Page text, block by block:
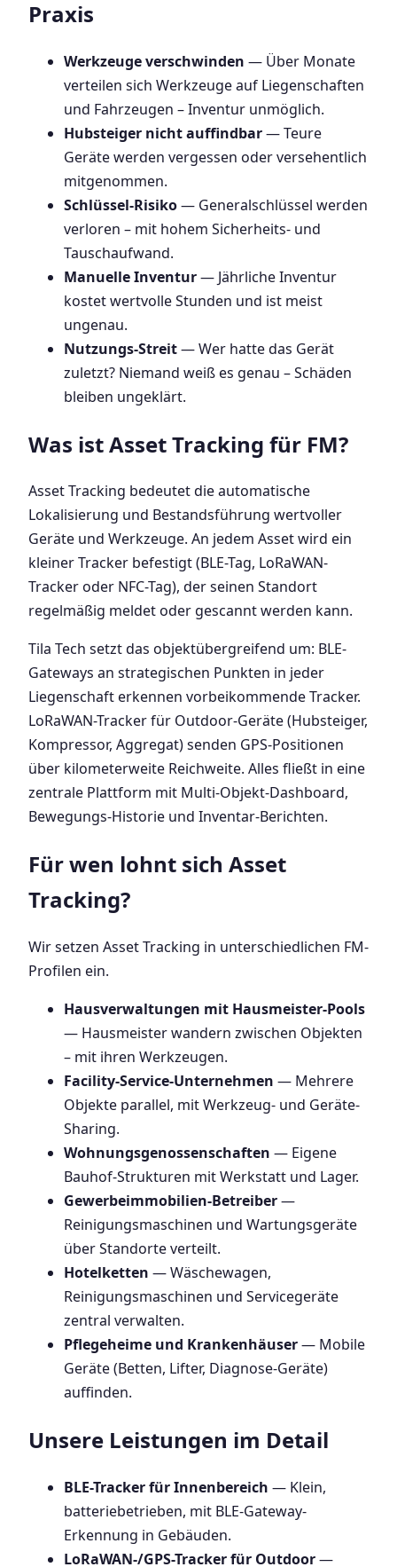
Praxis
Werkzeuge verschwinden — Über Monate
verteilen sich Werkzeuge auf Liegenschaften
und Fahrzeugen – Inventur unmöglich.
Hubsteiger nicht auffindbar— Teure
Geräte werden vergessen oder versehentlich
mitgenommen.
Schlüssel-Risiko— Generalschlüssel werden
verloren – mit hohem Sicherheits- und
Tauschaufwand.
Manuelle Inventur— Jährliche Inventur
kostet wertvolle Stunden und ist meist
ungenau.
Nutzungs-Streit— Wer hatte das Gerät
zuletzt? Niemand weiß es genau – Schäden
bleiben ungeklärt.
Was ist Asset Tracking für FM?
Asset Tracking bedeutet die automatische
Lokalisierung und Bestandsführung wertvoller
Geräte und Werkzeuge. An jedem Asset wird ein
kleiner Tracker befestigt (BLE-Tag, LoRaWAN-
Tracker oder NFC-Tag), der seinen Standort
regelmäßig meldet oder gescannt werden kann.
Tila Tech setzt das objektübergreifend um: BLE-
Gateways an strategischen Punkten in jeder
Liegenschaft erkennen vorbeikommende Tracker.
LoRaWAN-Tracker für Outdoor-Geräte (Hubsteiger,
Kompressor, Aggregat) senden GPS-Positionen
über kilometerweite Reichweite. Alles fließt in eine
zentrale Plattform mit Multi-Objekt-Dashboard,
Bewegungs-Historie und Inventar-Berichten.
Für wen lohnt sich Asset
Tracking?
Wir setzen Asset Tracking in unterschiedlichen FM-
Profilen ein.
Hausverwaltungen mit Hausmeister-Pools
— Hausmeister wandern zwischen Objekten
– mit ihren Werkzeugen.
Facility-Service-Unternehmen — Mehrere
Objekte parallel, mit Werkzeug- und Geräte-
Sharing.
Wohnungsgenossenschaften — Eigene
Bauhof-Strukturen mit Werkstatt und Lager.
Gewerbeimmobilien-Betreiber—
Reinigungsmaschinen und Wartungsgeräte
über Standorte verteilt.
Hotelketten — Wäschewagen,
Reinigungsmaschinen und Servicegeräte
zentral verwalten.
Pflegeheime und Krankenhäuser— Mobile
Geräte (Betten, Lifter, Diagnose-Geräte)
auffinden.
Unsere Leistungen im Detail
BLE-Tracker für Innenbereich — Klein,
batteriebetrieben, mit BLE-Gateway-
Erkennung in Gebäuden.
LoRaWAN-/GPS-Tracker für Outdoor—